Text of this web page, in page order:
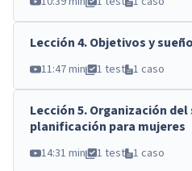
Lección4.Objetivos y
11:47 min 1 test 1 caso
Lección5.Organización
planificación para mujeres
14:31 min 1 test 1 caso